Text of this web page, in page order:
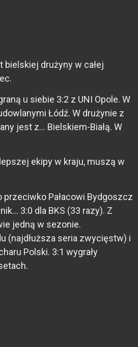
bielskiej drużyny w całej
u siebie 3:2 z UNI Opole. W
Łódź. W drużynie z
jest z… Bielskiem-Białą. W
ekipy w kraju, muszą w
Pałacowi Bydgoszcz
3:0 dla BKS (33 razy). Z
jedną w sezonie.
(najdłuższa seria zwycięstw) i
Polski. 3:1 wygrały